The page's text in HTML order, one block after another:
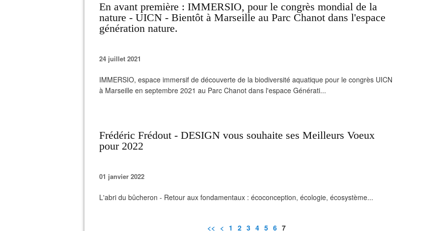
En avant première : IMMERSIO, pour le congrès mondial de la
nature - UICN - Bientôt à Marseille au Parc Chanot dans l'espace
génération nature.
24 juillet 2021
IMMERSIO, espace immersif de découverte de la biodiversité aquatique pour le congrès UICN
à Marseille en septembre 2021 au Parc Chanot dans l'espace Générati...
Frédéric Frédout - DESIGN vous souhaite ses Meilleurs Voeux
pour 2022
01 janvier 2022
L'abri du bûcheron - Retour aux fondamentaux : écoconception, écologie, écosystème...
<< < 1 2 3 4 5 6 7